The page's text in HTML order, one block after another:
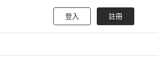
登入 註冊